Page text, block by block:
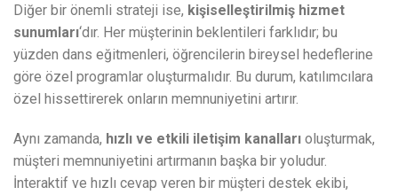
Diğer bir önemli strateji ise, kişiselleştirilmiş hizmet
sunumları‘dır. Her müşterinin beklentileri farklıdır; bu
yüzden dans eğitmenleri, öğrencilerin bireysel hedeflerine
göre özel programlar oluşturmalıdır. Bu durum, katılımcılara
özel hissettirerek onların memnuniyetini artırır.
Aynı zamanda, hızlı ve etkili iletişim kanalları oluşturmak,
müşteri memnuniyetini artırmanın başka bir yoludur.
İnteraktif ve hızlı cevap veren bir müşteri destek ekibi,